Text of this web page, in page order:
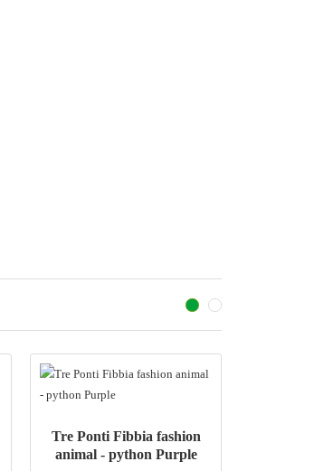
Tre Ponti Fibbia fashion
animal - python Purple